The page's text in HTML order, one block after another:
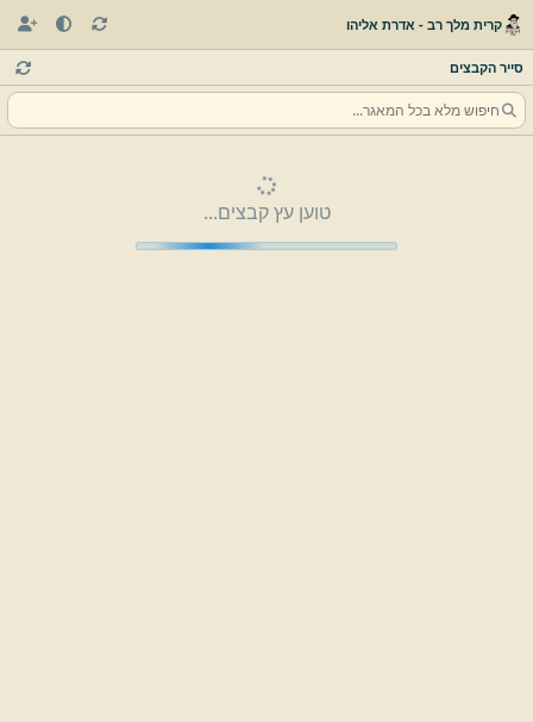
קרית מלך רב - אדרת אליהו
סייר הקבצים
טוען עץ קבצים...